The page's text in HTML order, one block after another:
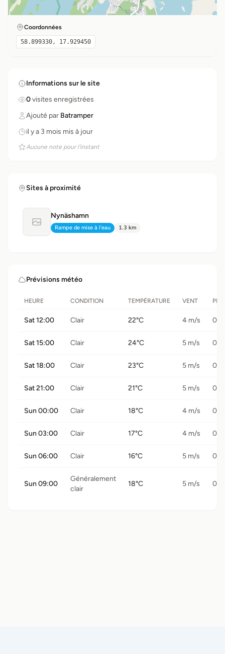
Coordonnées
58.899330, 17.929450
Informations sur le site
0visites enregistrées
Ajouté par Batramper
il y a 3 mois mis à jour
Aucune note pour l'instant
Sites à proximité
Aucune photo disponible
Nynäshamn
Type:
Rampe de mise à l'eau Distance:
1.3 km
Prévisions météo
HEURE CONDITION TEMPÉRATURE VENT
Sat 12:00 Clair 22°C 4 m/s 0
Sat 15:00 Clair 24°C 5 m/s 0
Sat 18:00 Clair 23°C 5 m/s 0
Sat 21:00 Clair 21°C 5 m/s 0
Sun 00:00 Clair 18°C 4 m/s 0
Sun 03:00 Clair 17°C 4 m/s 0
Sun 06:00 Clair 16°C 5 m/s 0
Sun 09:00
Généralement
clair
18°C 5 m/s 0